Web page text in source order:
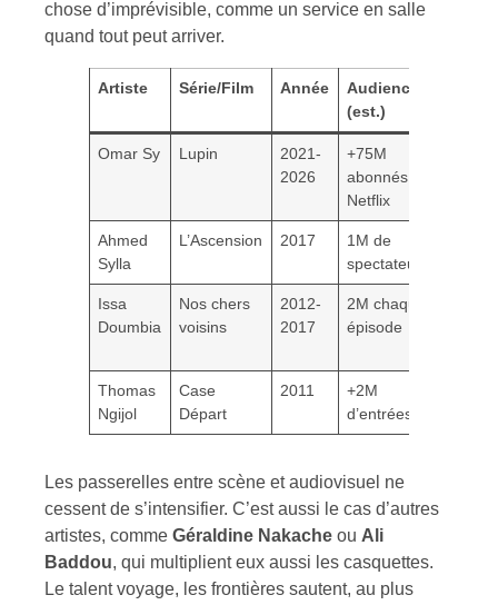
chose d’imprévisible, comme un service en salle
quand tout peut arriver.
Artiste Série/Film Année
Audience
(est.)
Omar Sy Lupin
2021-
2026
+75M
abonnés
Netflix
Ahmed
Sylla
L’Ascension 2017
1M de
spectateurs
Issa
Doumbia
Nos chers
voisins
2012-
2017
2M chaque
épisode
Thomas
Ngijol
Case
Départ
2011
+2M
d’entrées
Les passerelles entre scène et audiovisuel ne
cessent de s’intensifier. C’est aussi le cas d’autres
artistes, comme Géraldine Nakache ou Ali
Baddou, qui multiplient eux aussi les casquettes.
Le talent voyage, les frontières sautent, au plus